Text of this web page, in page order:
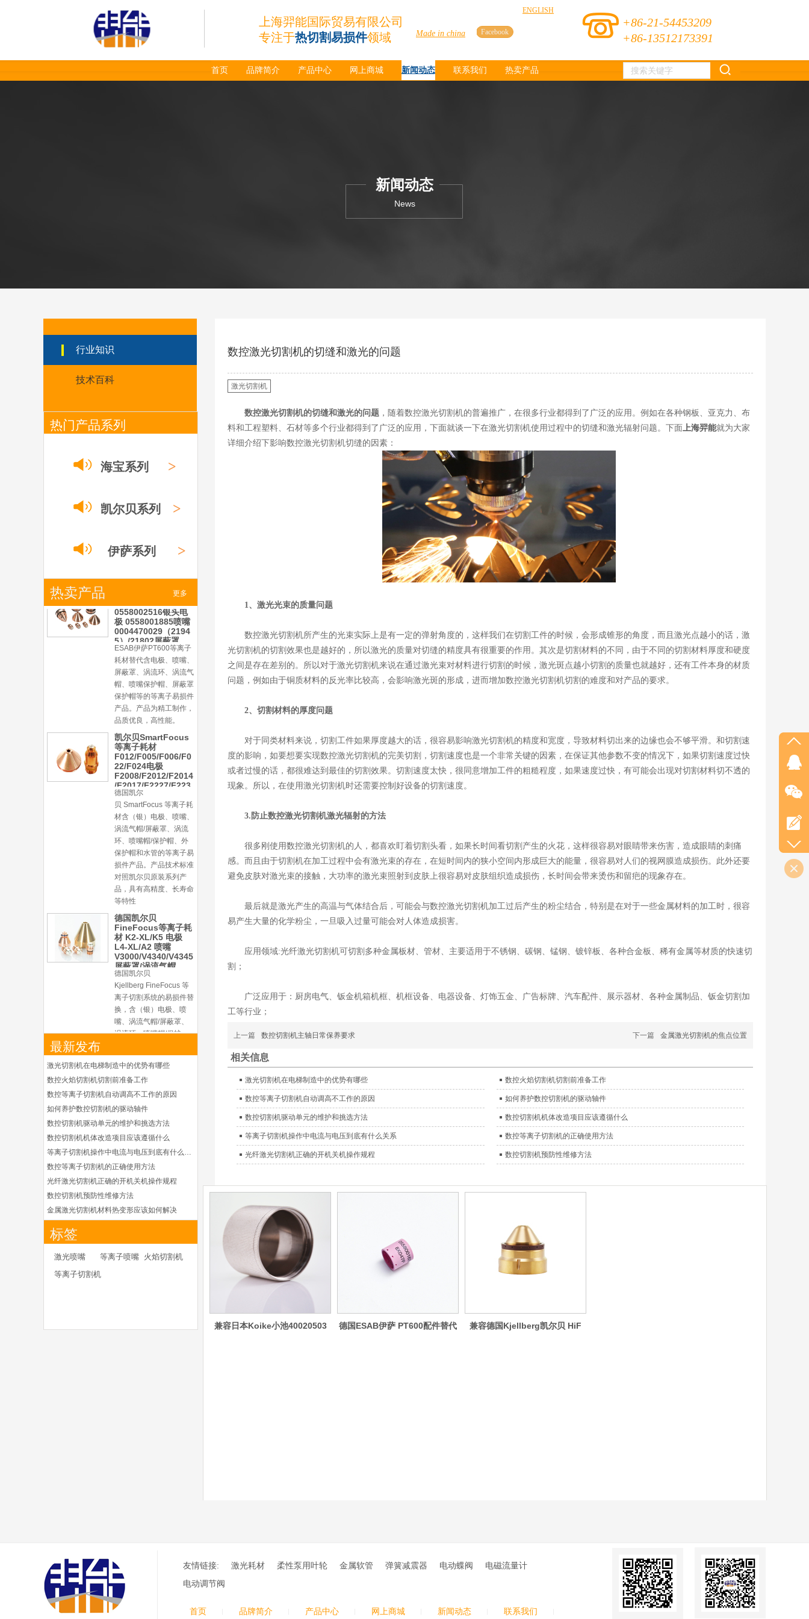
+86-21-54453209
+86-13512173391
上海羿能国际贸易有限公司
专注于热切割易损件领域
ENGLISH
Facebook
Made in china
首页 品牌简介 产品中心 网上商城 新闻动态 联系我们 热卖产品
新闻动态
News
行业知识
技术百科
热门产品系列
海宝系列 >
凯尔贝系列 >
伊萨系列 >
>
激光系列 >
热卖产品 更多
喷嘴
嘴、涡流环、内保护帽、
量稳定，使用寿命长，切
割效果突出等特点
材/0558003914/055
8012000电极
2喷嘴
材替代含电极、喷嘴、屏
保护帽等的等离子易损件
产品。产品为精工制作，
ESAB伊萨PT600等
0558002516银头电
极 0558001885喷嘴
0004470029（2194
5）/21802屏蔽罩
ESAB伊萨PT600等离子
耗材替代含电极、喷嘴、
屏蔽罩、涡流环、涡流气
帽、喷嘴保护帽、屏蔽罩
保护帽等的等离子易损件
产品。产品为精工制作，
品质优良，高性能。
凯尔贝SmartFocus
等离子耗材
F012/F005/F006/F0
22/F024电极
F2008/F2012/F2014
/F2017/F2227/F223
0/F2231喷嘴
德国凯尔
贝 SmartFocus 等离子耗
材含（银）电极、喷嘴、
涡流气帽/屏蔽罩、涡流
环、喷嘴帽/保护帽、外
保护帽和水管的等离子易
损件产品。产品技术标准
对照凯尔贝原装系列产
品，具有高精度、长寿命
等特性
德国凯尔贝
FineFocus等离子耗
材 K2-XL/K5 电极
L4-XL/A2 喷嘴
V3000/V4340/V4345
屏蔽罩/涡流气帽
德国凯尔贝
Kjellberg FineFocus 等
离子切割系统的易损件替
换，含（银）电极、喷
嘴、涡流气帽/屏蔽罩、
涡流环、喷嘴帽/保护
术标准对照凯尔贝原装
德国凯尔贝
HiFocusYN 等离子
耗材
G015Y/G092Y/G034
Y 电极
G2012YN/G2326YN/
G2330YN/G2331YN
喷嘴
本系列产品适用于德国凯
尔贝Kjellberg激光等离子
电源HiFocusYN 等离子
含（银）电极、喷嘴、涡
流气帽/屏蔽罩、涡流
环、喷嘴帽/保护帽、外
保护帽和水管的等离子易
凯尔贝HiFocusYL等
离子耗材
电源HiFocusYL 等离子
产品。产
日本小池super 400(
plus)替代等离子耗材
031027/40016358电
最新发布
激光切割机在电梯制造中的优势有哪些
数控火焰切割机切割前准备工作
数控等离子切割机自动调高不工作的原因
如何养护数控切割机的驱动轴件
数控切割机驱动单元的维护和挑选方法
数控切割机机体改造项目应该遵循什么
等离子切割机操作中电流与电压到底有什么关系
数控等离子切割机的正确使用方法
光纤激光切割机正确的开机关机操作规程
数控切割机预防性维修方法
金属激光切割机材料热变形应该如何解决
光纤激光切割机常用的切割辅助气体
光纤激光切割机辅助气体如何选择
标签
激光喷嘴 等离子喷嘴 火焰切割机
等离子切割机
数控激光切割机的切缝和激光的问题
激光切割机
数控激光切割机的切缝和激光的问题 ，随着数控激光切割机的普遍推广，在很多行业都得到了广泛的应用。例如在各种钢板、亚克力、布
料和工程塑料、石材等多个行业都得到了广泛的应用，下面就谈一下在激光切割机使用过程中的切缝和激光辐射问题。下面上海羿能就为大家
详细介绍下影响数控激光切割机切缝的因素：
1、激光光束的质量问题
数控激光切割机所产生的光束实际上是有一定的弹射角度的，这样我们在切割工件的时候，会形成锥形的角度，而且激光点越小的话，激
光切割机的切割效果也是越好的，所以激光的质量对切缝的精度具有很重要的作用。其次是切割材料的不同，由于不同的切割材料厚度和硬度
之间是存在差别的。所以对于激光切割机来说在通过激光束对材料进行切割的时候，激光斑点越小切割的质量也就越好，还有工件本身的材质
问题，例如由于铜质材料的反光率比较高，会影响激光斑的形成，进而增加数控激光切割机切割的难度和对产品的要求。
2、切割材料的厚度问题
对于同类材料来说，切割工件如果厚度越大的话，很容易影响激光切割机的精度和宽度，导致材料切出来的边缘也会不够平滑。和切割速
度的影响，如要想要实现数控激光切割机的完美切割，切割速度也是一个非常关键的因素，在保证其他参数不变的情况下，如果切割速度过快
或者过慢的话，都很难达到最佳的切割效果。切割速度太快，很同意增加工件的粗糙程度，如果速度过快，有可能会出现对切割材料切不透的
现象。所以，在使用激光切割机时还需要控制好设备的切割速度。
3.防止数控激光切割机激光辐射的方法
很多刚使用数控激光切割机的人，都喜欢盯着切割头看，如果长时间看切割产生的火花，这样很容易对眼睛带来伤害，造成眼睛的刺痛
感。而且由于切割机在加工过程中会有激光束的存在，在短时间内的狭小空间内形成巨大的能量，很容易对人们的视网膜造成损伤。此外还要
避免皮肤对激光束的接触，大功率的激光束照射到皮肤上很容易对皮肤组织造成损伤，长时间会带来烫伤和留疤的现象存在。
最后就是激光产生的高温与气体结合后，可能会与数控激光切割机加工过后产生的粉尘结合，特别是在对于一些金属材料的加工时，很容
易产生大量的化学粉尘，一旦吸入过量可能会对人体造成损害。
应用领域:光纤激光切割机可切割多种金属板材、管材、主要适用于不锈钢、碳钢、锰钢、镀锌板、各种合金板、稀有金属等材质的快速切
割；
广泛应用于：厨房电气、钣金机箱机框、机框设备、电器设备、灯饰五金、广告标牌、汽车配件、展示器材、各种金属制品、钣金切割加
工等行业；
上一篇 数控切割机主轴日常保养要求 下一篇 金属激光切割机的焦点位置
相关信息
激光切割机在电梯制造中的优势有哪些 数控火焰切割机切割前准备工作
数控等离子切割机自动调高不工作的原因 如何养护数控切割机的驱动轴件
数控切割机驱动单元的维护和挑选方法 数控切割机机体改造项目应该遵循什么
等离子切割机操作中电流与电压到底有什么关系 数控等离子切割机的正确使用方法
光纤激光切割机正确的开机关机操作规程 数控切割机预防性维修方法
兼容日本Koike小池40020503
德国ESAB伊萨 PT600配件替代
兼容德国Kjellberg凯尔贝 HiF
首页 品牌简介 产品中心 网上商城 新闻动态 联系我们
友情链接: 激光耗材 柔性泵用叶轮 金属软管 弹簧减震器 电动蝶阀
电磁流量计
电动调节阀